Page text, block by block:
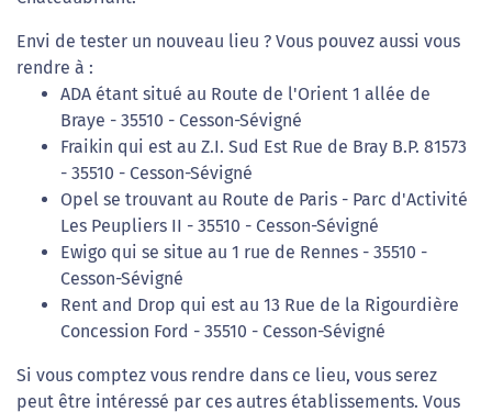
Envi de tester un nouveau lieu ? Vous pouvez aussi vous
rendre à :
ADA étant situé au Route de l'Orient 1 allée de
Braye - 35510 - Cesson-Sévigné
Fraikin qui est au Z.I. Sud Est Rue de Bray B.P. 81573
- 35510 - Cesson-Sévigné
Opel se trouvant au Route de Paris - Parc d'Activité
Les Peupliers II - 35510 - Cesson-Sévigné
Ewigo qui se situe au 1 rue de Rennes - 35510 -
Cesson-Sévigné
Rent and Drop qui est au 13 Rue de la Rigourdière
Concession Ford - 35510 - Cesson-Sévigné
Si vous comptez vous rendre dans ce lieu, vous serez
peut être intéressé par ces autres établissements. Vous